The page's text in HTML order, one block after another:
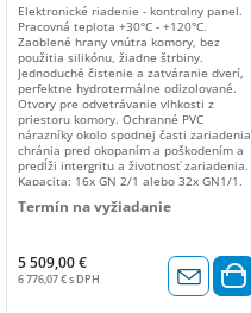
Elektronické riadenie - kontrolny panel.
Pracovná teplota +30°C - +120°C.
Zaoblené hrany vnútra komory, bez
použitia silikónu, žiadne štrbiny.
Jednoduché čistenie a zatváranie dverí,
perfektne hydrotermálne odizolované.
Otvory pre odvetrávanie vlhkosti z
priestoru komory. Ochranné PVC
nárazníky okolo spodnej časti zariadenia
chránia pred okopaním a poškodením a
predĺži intergritu a životnosť zariadenia.
Kapacita: 16x GN 2/1 alebo 32x GN1/1,
70mm. Príkon: 3kW/230V. Rozmer v mm:
Termín na vyžiadanie
5 509,00 €
6 776,07 € s DPH